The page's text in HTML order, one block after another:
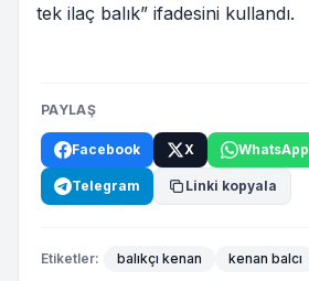
tek ilaç balık” ifadesini kullandı.
PAYLAŞ
Facebook X WhatsApp
Telegram Linki kopyala
Etiketler: balıkçı kenan kenan balcı